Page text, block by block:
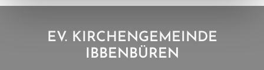
EV. KIRCHENGEMEINDE
IBBENBÜREN